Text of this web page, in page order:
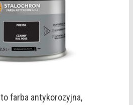
to farba antykorozyjna,